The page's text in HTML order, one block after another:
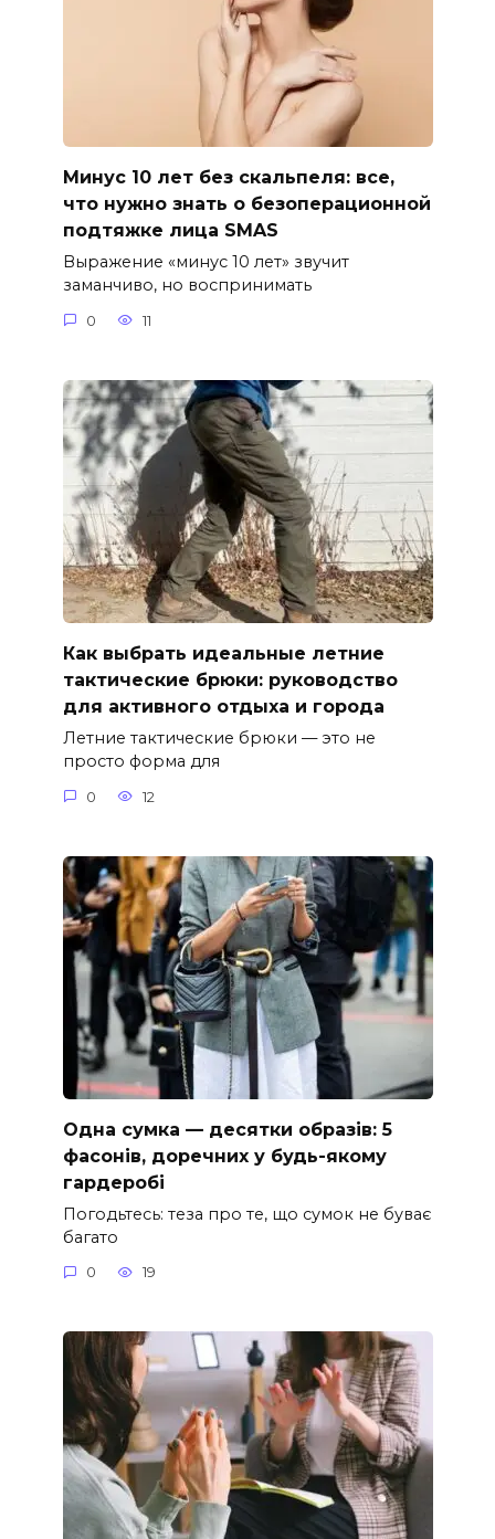
Минус 10 лет без скальпеля: все,
что нужно знать о безоперационной
подтяжке лица SMAS
Выражение «минус 10 лет» звучит
заманчиво, но воспринимать
0 11
Как выбрать идеальные летние
тактические брюки: руководство
для активного отдыха и города
Летние тактические брюки — это не
просто форма для
0 12
Одна сумка — десятки образів: 5
фасонів, доречних у будь-якому
гардеробі
Погодьтесь: теза про те, що сумок не буває
багато
0 19